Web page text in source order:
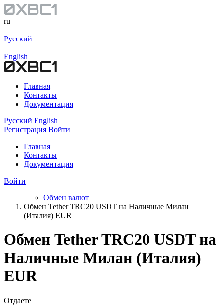
ru
Русский
English
Главная
Контакты
Документация
Русский English
Регистрация Войти
Главная
Контакты
Документация
Войти
Обмен валют
Обмен Tether TRC20 USDT на Наличные Милан
(Италия) EUR
Обмен Tether TRC20 USDT на
Наличные Милан (Италия)
EUR
Отдаете